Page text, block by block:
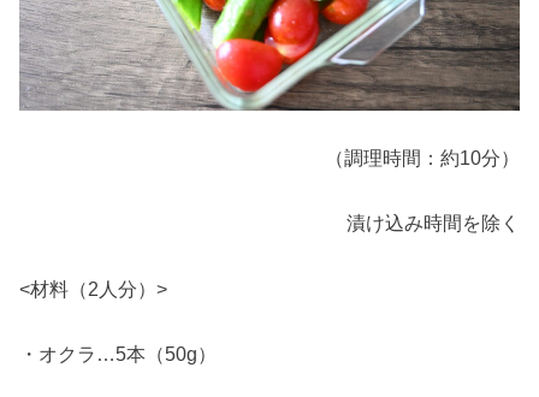
（調理時間：約10分）
漬け込み時間を除く
<材料（2人分）>
・オクラ…5本（50g）